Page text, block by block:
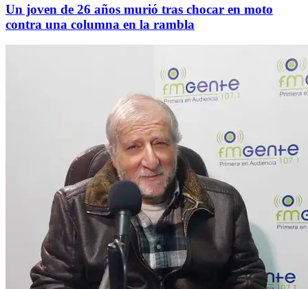
Un joven de 26 años murió tras chocar en moto
contra una columna en la rambla